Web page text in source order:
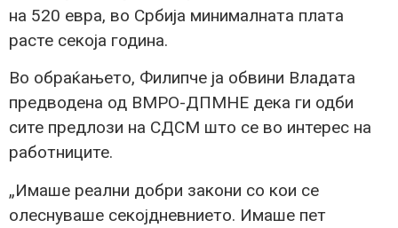
на 520 евра, во Србија минималната плата
расте секоја година.
Во обраќањето, Филипче ја обвини Владата
предводена од ВМРО-ДПМНЕ дека ги одби
сите предлози на СДСМ што се во интерес на
работниците.
„Имаше реални добри закони со кои се
олеснуваше секојдневнието. Имаше пет